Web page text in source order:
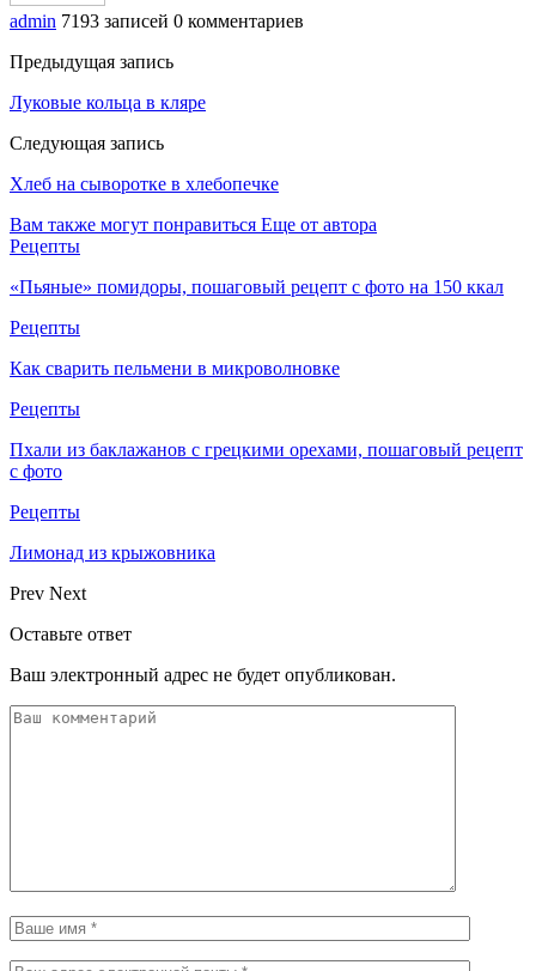
admin 7193 записей 0 комментариев
Предыдущая запись
Луковые кольца в кляре
Следующая запись
Хлеб на сыворотке в хлебопечке
Вам также могут понравиться Еще от автора
Рецепты
«Пьяные» помидоры, пошаговый рецепт с фото на 150 ккал
Рецепты
Как сварить пельмени в микроволновке
Рецепты
Пхали из баклажанов с грецкими орехами, пошаговый рецепт
с фото
Рецепты
Лимонад из крыжовника
Prev Next
Оставьте ответ
Ваш электронный адрес не будет опубликован.